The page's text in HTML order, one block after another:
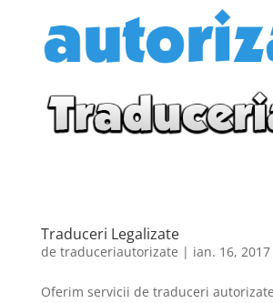
Traduceri Legalizate
de traduceriautorizate | ian. 16, 2017
Oferim servicii de traduceri